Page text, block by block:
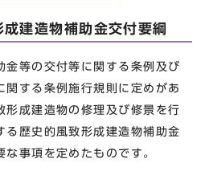
建造物補助金交付要綱
等の交付等に関する条例及び
関する条例施行規則に定めがあ
形成建造物の修理及び修景を行
る歴史的風致形成建造物補助金
事項を定めたものです。